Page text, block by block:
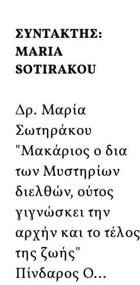
ΣΥΝΤΑΚΤΗΣ:
MARIA
SOTIRAKOU
Δρ. Μαρία
Σωτηράκου
"Μακάριος ο δια
των Μυστηρίων
διελθών, ούτος
γιγνώσκει την
αρχήν και το τέλος
της ζωής"
Πίνδαρος Ο…